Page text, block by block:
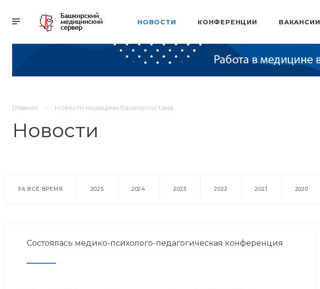
НОВОСТИ КОНФЕРЕНЦИИ ВАКАНСИИ
Главная Новости медицины Башкортостана
Новости
ЗА ВСЕ ВРЕМЯ 2025 2024 2023 2022 2021 2020
Состоялась медико-психолого-педагогическая конференция